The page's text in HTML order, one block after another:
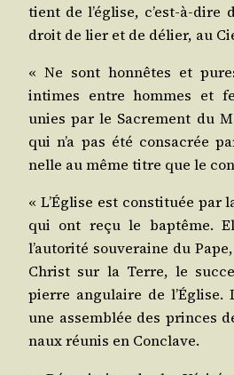
tient de l’église, c’est-à-dire
droit de lier et de délier, au
« Ne sont hon­nêtes et
intimes entre hommes et
unies par le Sacre­ment du
qui n’a pas été consa­crée
nelle au même titre que le
« L’Église est consti­tuée par
qui ont reçu le bap­tême.
l’autorité sou­ve­raine du
Christ sur la Terre, le
pierre angu­laire de l’Église.
une assem­blée des princes
naux réunis en Conclave.